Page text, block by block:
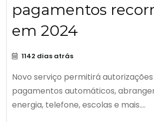
pagamentos
em 2024
1142 dias atrás
Novo serviço permitirá
pagamentos automáticos,
energia, telefone, escolas e mais....